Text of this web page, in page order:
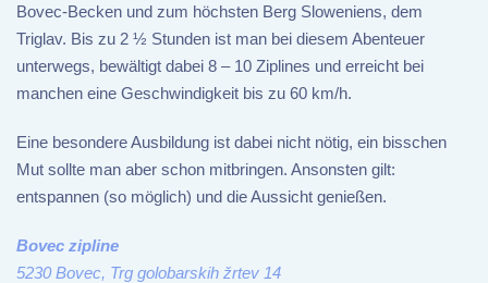
Bovec-Becken und zum höchsten Berg Sloweniens, dem
Triglav. Bis zu 2 ½ Stunden ist man bei diesem Abenteuer
unterwegs, bewältigt dabei 8 – 10 Ziplines und erreicht bei
manchen eine Geschwindigkeit bis zu 60 km/h.
Eine besondere Ausbildung ist dabei nicht nötig, ein bisschen
Mut sollte man aber schon mitbringen. Ansonsten gilt:
entspannen (so möglich) und die Aussicht genießen.
Bovec zipline
5230 Bovec, Trg golobarskih žrtev 14